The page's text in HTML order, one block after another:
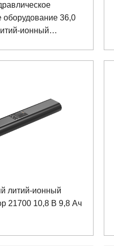
оборудование 36,0
ионный
литий-ионный
21700 10,8 В 9,8 Ач